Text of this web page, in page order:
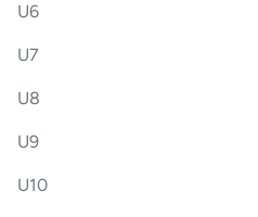
U6
U7
U8
U9
U10